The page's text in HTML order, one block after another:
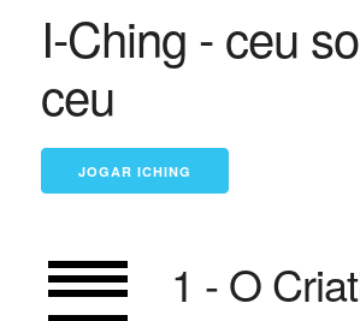
I-Ching - ceu
ceu
1 - O